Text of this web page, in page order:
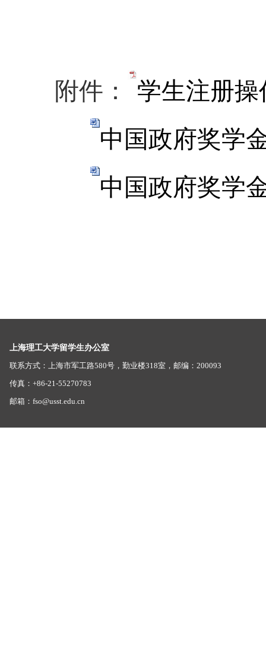
附件：
学生注册操
中国政府奖学
中国政府奖学
上海理工大学留学生办公室
联系方式：上海市军工路580号，勤业楼318室，邮编：200093
传真：+86-21-55270783
邮箱：fso@usst.edu.cn